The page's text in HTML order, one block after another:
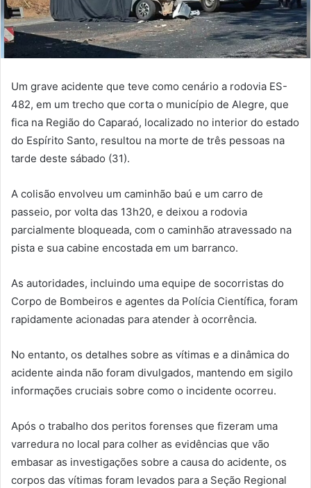
Um grave acidente que teve como cenário a rodovia ES-
482, em um trecho que corta o município de Alegre, que
fica na Região do Caparaó, localizado no interior do estado
do Espírito Santo, resultou na morte de três pessoas na
tarde deste sábado (31).
A colisão envolveu um caminhão baú e um carro de
passeio, por volta das 13h20, e deixou a rodovia
parcialmente bloqueada, com o caminhão atravessado na
pista e sua cabine encostada em um barranco.
As autoridades, incluindo uma equipe de socorristas do
Corpo de Bombeiros e agentes da Polícia Científica, foram
rapidamente acionadas para atender à ocorrência.
No entanto, os detalhes sobre as vítimas e a dinâmica do
acidente ainda não foram divulgados, mantendo em sigilo
informações cruciais sobre como o incidente ocorreu.
Após o trabalho dos peritos forenses que fizeram uma
varredura no local para colher as evidências que vão
embasar as investigações sobre a causa do acidente, os
corpos das vítimas foram levados para a Seção Regional